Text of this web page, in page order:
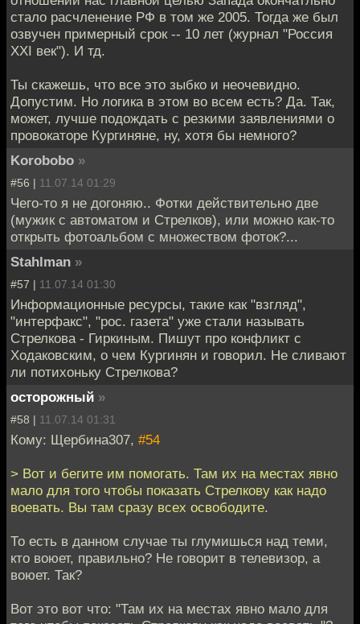
стало расчленение РФ в том же 2005. Тогда же был
озвучен примерный срок -- 10 лет (журнал "Россия
XXI век"). И тд.
Ты скажешь, что все это зыбко и неочевидно.
Допустим. Но логика в этом во всем есть? Да. Так,
может, лучше подождать с резкими заявлениями о
провокаторе Кургиняне, ну, хотя бы немного?
Korobobo »
#56 | 11.07.14 01:29
Чего-то я не догоняю.. Фотки действительно две
(мужик с автоматом и Стрелков), или можно как-то
открыть фотоальбом с множеством фоток?...
Stahlman »
#57 | 11.07.14 01:30
Информационные ресурсы, такие как "взгляд",
"интерфакс", "рос. газета" уже стали называть
Стрелкова - Гиркиным. Пишут про конфликт с
Ходаковским, о чем Кургинян и говорил. Не сливают
ли потихоньку Стрелкова?
осторожный »
#58 | 11.07.14 01:31
Кому: Щербина307, #54
> Вот и бегите им помогать. Там их на местах явно
мало для того чтобы показать Стрелкову как надо
воевать. Вы там сразу всех освободите.
То есть в данном случае ты глумишься над теми,
кто воюет, правильно? Не говорит в телевизор, а
воюет. Так?
Вот это вот что: "Там их на местах явно мало для